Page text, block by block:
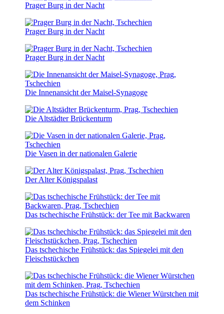
Prager Burg in der Nacht
Prager Burg in der Nacht
Prager Burg in der Nacht
Die Innenansicht der Maisel-Synagoge
Die Altstädter Brückenturm
Die Vasen in der nationalen Galerie
Der Alter Königspalast
Das tschechische Frühstück: der Tee mit Backwaren
Das tschechische Frühstück: das Spiegelei mit den
Fleischstückchen
Das tschechische Frühstück: die Wiener Würstchen mit
dem Schinken